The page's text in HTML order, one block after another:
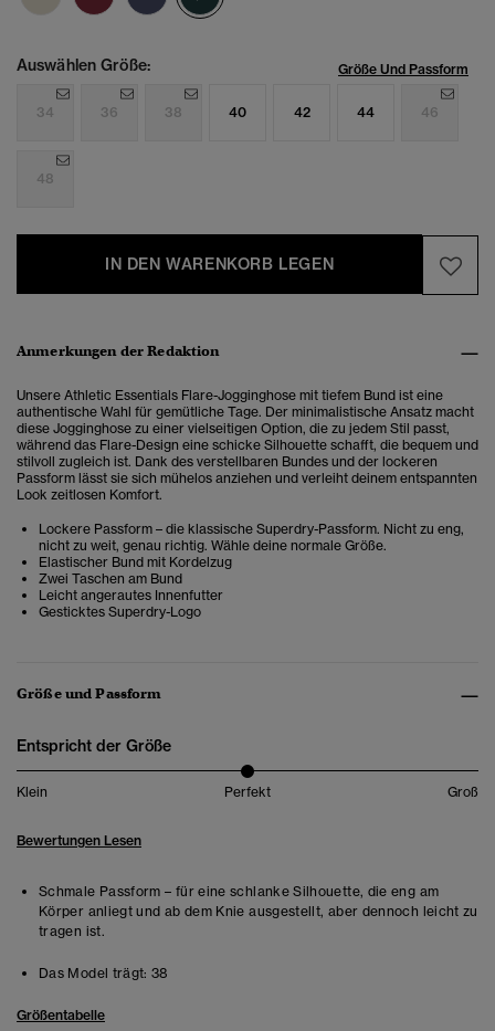
Auswählen Größe: Größe Und Passform
34 36 38 40 42 44 46
48
IN DEN WARENKORB LEGEN
Anmerkungen der Redaktion
Unsere Athletic Essentials Flare-Jogginghose mit tiefem Bund ist eine
authentische Wahl für gemütliche Tage. Der minimalistische Ansatz macht
diese Jogginghose zu einer vielseitigen Option, die zu jedem Stil passt,
während das Flare-Design eine schicke Silhouette schafft, die bequem und
stilvoll zugleich ist. Dank des verstellbaren Bundes und der lockeren
Passform lässt sie sich mühelos anziehen und verleiht deinem entspannten
Look zeitlosen Komfort.
Lockere Passform – die klassische Superdry-Passform. Nicht zu eng,
nicht zu weit, genau richtig. Wähle deine normale Größe.
Elastischer Bund mit Kordelzug
Zwei Taschen am Bund
Leicht angerautes Innenfutter
Gesticktes Superdry-Logo
Größe und Passform
Entspricht der Größe
Klein Perfekt Groß
Bewertungen Lesen
Schmale Passform – für eine schlanke Silhouette, die eng am
Körper anliegt und ab dem Knie ausgestellt, aber dennoch leicht zu
tragen ist.
Das Model trägt: 38
Größentabelle